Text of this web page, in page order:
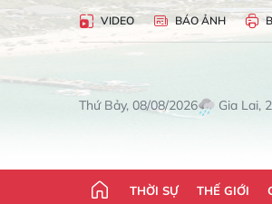
VIDEO BÁO ẢNH
Thứ Bảy, 08/08/2026 Gia Lai,
THỜI SỰ THẾ GIỚI